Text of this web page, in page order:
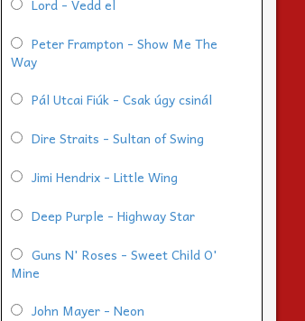
Lord - Vedd el
Peter Frampton - Show Me The
Way
Pál Utcai Fiúk - Csak úgy csinál
Dire Straits - Sultan of Swing
Jimi Hendrix - Little Wing
Deep Purple - Highway Star
Guns N' Roses - Sweet Child O'
Mine
John Mayer - Neon